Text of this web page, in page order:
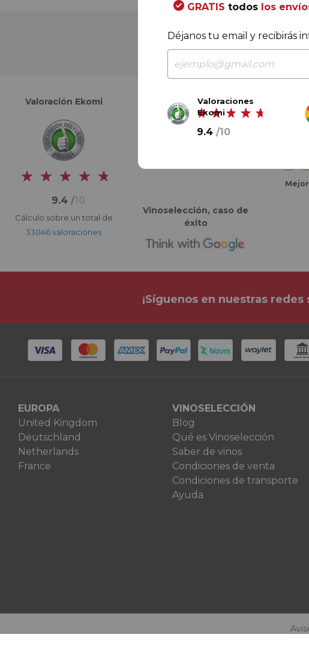
Valoración Ekomi
9.4 /10
Cálculo sobre un total de
33046 valoraciones
Valoración Google
Vinoselección, caso de
éxito
¡Síguenos en nuestras redes
EUROPA
United Kingdom
Deutschland
Netherlands
France
VINOSELECCIÓN
Blog
Qué es Vinoselección
Saber de vinos
Condiciones de venta
Condiciones de transporte
Ayuda
GRATIS todos los
Déjanos tu email y recibirás
Valoraciones
Ekomi
9.4 /10